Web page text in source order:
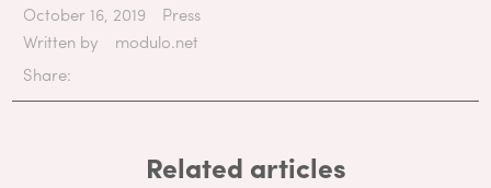
October 16, 2019
Press
Written by
modulo.net
Share:
Related articles